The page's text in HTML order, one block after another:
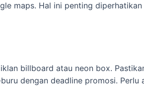
maps. Hal ini penting diperhatikan
billboard atau neon box.
dengan deadline promosi. Perlu